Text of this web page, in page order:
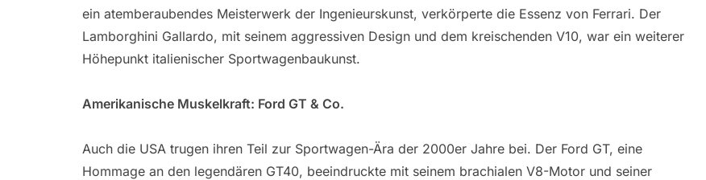
ein atemberaubendes Meisterwerk der Ingenieurskunst, verkörperte die Essenz von Ferrari. Der
Lamborghini Gallardo, mit seinem aggressiven Design und dem kreischenden V10, war ein weiterer
Höhepunkt italienischer Sportwagenbaukunst.
Amerikanische Muskelkraft: Ford GT & Co.
Auch die USA trugen ihren Teil zur Sportwagen-Ära der 2000er Jahre bei. Der Ford GT, eine
Hommage an den legendären GT40, beeindruckte mit seinem brachialen V8-Motor und seiner